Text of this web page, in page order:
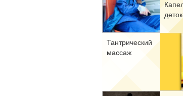
Тан­три­че­ский
мас­саж